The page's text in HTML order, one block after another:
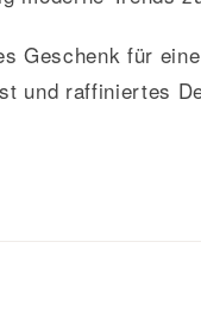
Geschenk für
und raffiniertes